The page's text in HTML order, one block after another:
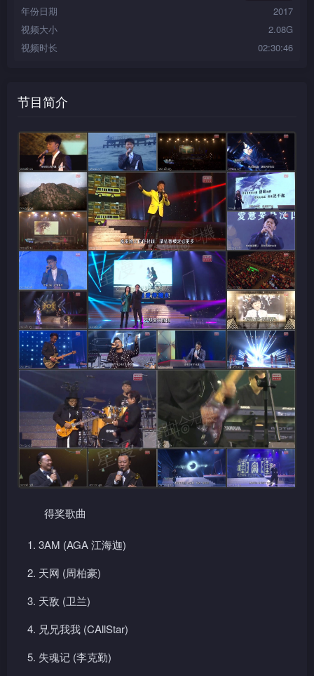
年份日期
2017
视频大小
2.08G
视频时长
02:30:46
节目简介
得奖歌曲
3AM (AGA 江海迦)
天网 (周柏豪)
天敌 (卫兰)
兄兄我我 (CAllStar)
失魂记 (李克勤)